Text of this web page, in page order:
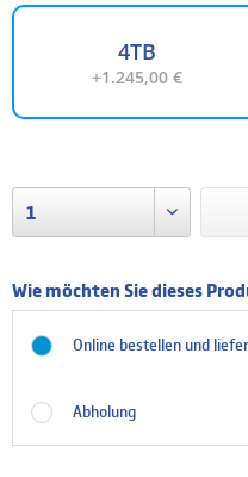
4TB
+1.245,00 €
Wie möchten Sie dieses
Online bestellen und
Abholung